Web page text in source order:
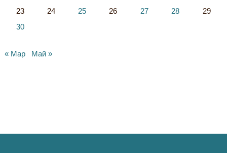
23
24 25 26 27 28
29
30
« Мар Май »